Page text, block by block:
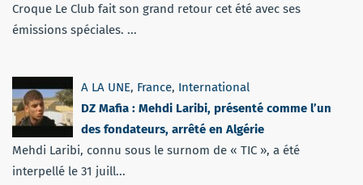
Croque Le Club fait son grand retour cet été avec ses
émissions spéciales. ...
A LA UNE, France, International
DZ Mafia : Mehdi Laribi, présenté comme l’un
des fondateurs, arrêté en Algérie
Mehdi Laribi, connu sous le surnom de « TIC », a été
interpellé le 31 juill...